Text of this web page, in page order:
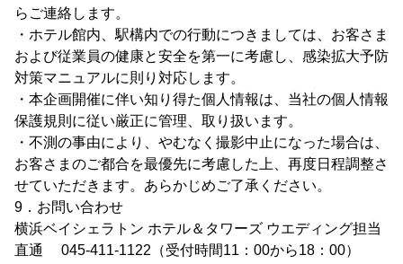
らご連絡します。
・ホテル館内、駅構内での行動につきましては、お客さま
および従業員の健康と安全を第一に考慮し、感染拡大予防
対策マニュアルに則り対応します。
・本企画開催に伴い知り得た個人情報は、当社の個人情報
保護規則に従い厳正に管理、取り扱います。
・不測の事由により、やむなく撮影中止になった場合は、
お客さまのご都合を最優先に考慮した上、再度日程調整さ
せていただきます。あらかじめご了承ください。
9．お問い合わせ
横浜ベイシェラトン ホテル＆タワーズ ウエディング担当
直通 045-411-1122（受付時間11：00から18：00）